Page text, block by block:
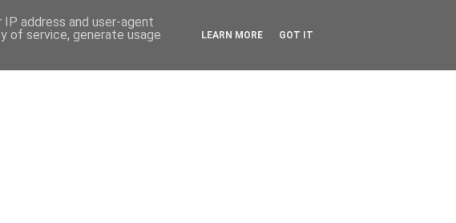
address and user-agent
of service, generate usage
LEARN MORE GOT IT